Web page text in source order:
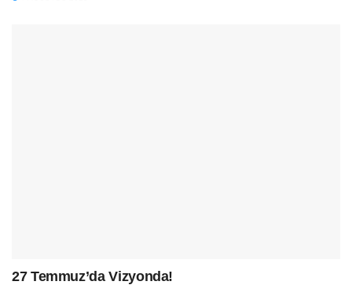
27 Temmuz’da Vizyonda!